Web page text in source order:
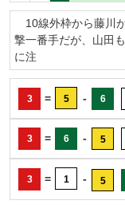
10線外枠から藤川
撃一番手だが、山田
に注
3 = 5 - 6
3 = 6 - 5
3 = 1 - 5